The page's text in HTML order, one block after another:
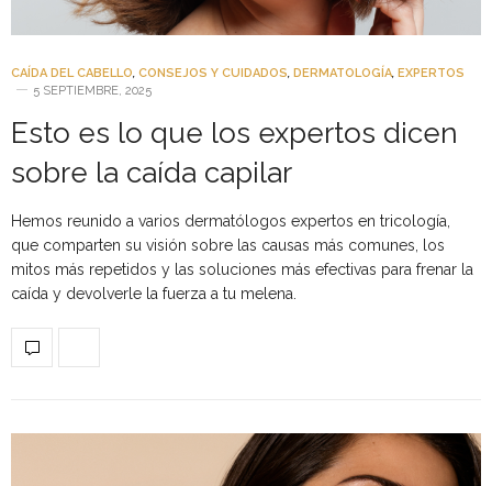
CAÍDA DEL CABELLO CONSEJOS Y CUIDADOS DERMATOLOGÍA EXPERTOS
5 SEPTIEMBRE, 2025
Esto es lo que los expertos dicen
sobre la caída capilar
Hemos reunido a varios dermatólogos expertos en tricología,
que comparten su visión sobre las causas más comunes, los
mitos más repetidos y las soluciones más efectivas para frenar la
caída y devolverle la fuerza a tu melena.